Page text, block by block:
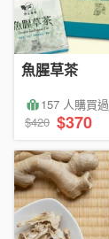
魚腥草茶
157 人購買過
$420 $370